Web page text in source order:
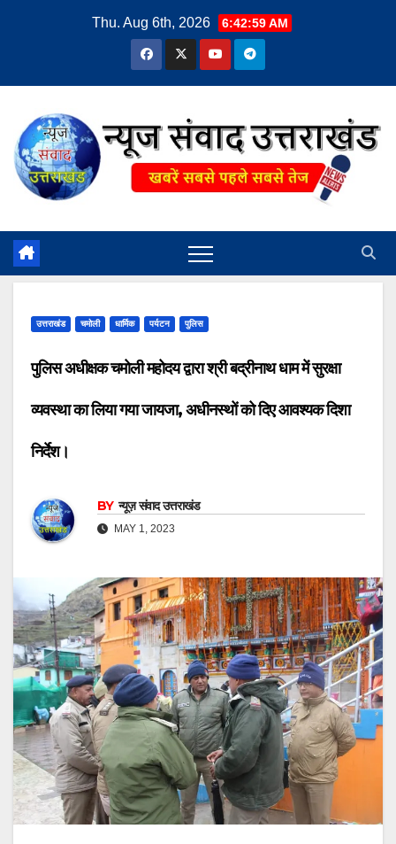
Thu. Aug 6th, 2026 6:42:59 AM
उत्तराखंड चमोली धार्मिक पर्यटन पुलिस
पुलिस अधीक्षक चमोली महोदय द्वारा श्री बद्रीनाथ धाम में सुरक्षा
व्यवस्था का लिया गया जायजा, अधीनस्थों को दिए आवश्यक दिशा
निर्देश।
BY न्यूज़ संवाद उत्तराखंड
MAY 1, 2023